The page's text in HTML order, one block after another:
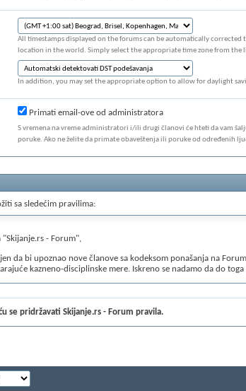
All timestamps displayed on the forums can be automatically
location in the world. Simply select the appropriate time zone from the
In addition, you may set the appropriate option to allow for daylight
Primati email-ove od administratora
S vremena na vreme administratori i/ili drugi članovi će hteti da vam
poruke. Ako ne želite da primate obaveštenja ili poruke od određenih
sa sledećim pravilima:
- Forum",
da bi upoznao nove članove sa kodeksom ponašanja na
kazneno-disciplinske mere. Iskreno se nadamo da do toga
drugima u rešavanju problema. Da bi sve proteklo u
na sajt. Jedan nalog vam je sasvim dovoljan da biste
da će biti obrisan i prvi nalog, naročito ako duple
da li takva tema već postoji na forumu. Najlakši način je
Ako je neophodno da neku reč ili rečenicu
pažnja.
se pridržavati Skijanje.rs - Forum pravila.